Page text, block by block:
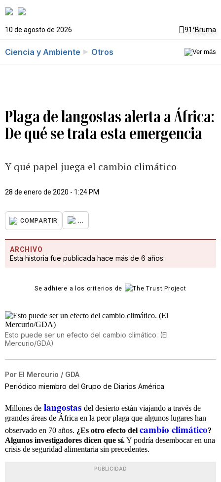
10 de agosto de 2026 91°Bruma
Ciencia y Ambiente Otros
Plaga de langostas alerta a África:
De qué se trata esta emergencia
Y qué papel juega el cambio climático
28 de enero de 2020 - 1:24 PM
COMPARTIR ...
ARCHIVO
Esta historia fue publicada hace más de 6 años.
Se adhiere a los criterios de
Esto puede ser un efecto del cambio climático. (El
Mercurio/GDA)
Por El Mercurio / GDA
Periódico miembro del Grupo de Diarios América
Millones de langostas del desierto están viajando a través de
grandes áreas de África en la peor plaga que algunos lugares han
observado en 70 años. ¿Es otro efecto del cambio climático?
Algunos investigadores dicen que sí.Y podría desembocar en una
crisis de seguridad alimentaria sin precedentes.
PUBLICIDAD